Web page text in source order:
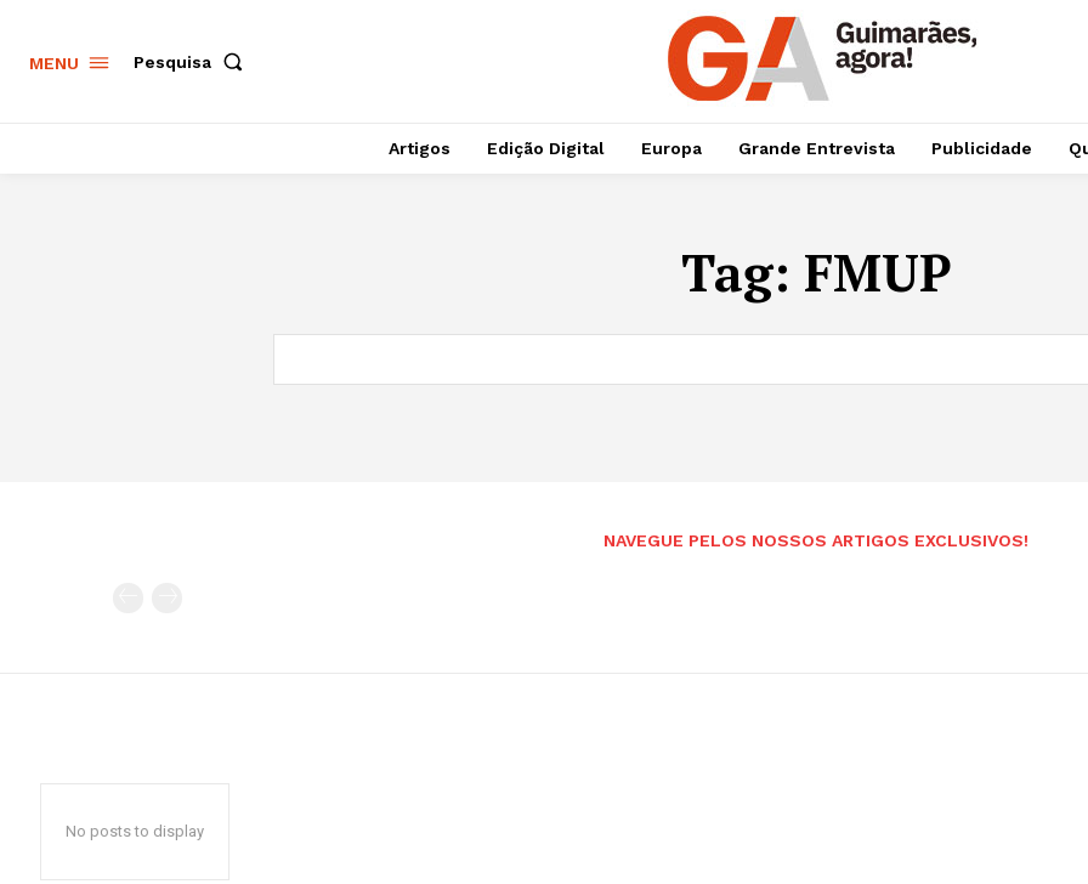
MENU Pesquisa
Artigos Edição Digital Europa Grande Entrevista Publicidade
Tag: FMUP
NAVEGUE PELOS NOSSOS ARTIGOS EXCLUSIVOS!
No posts to display